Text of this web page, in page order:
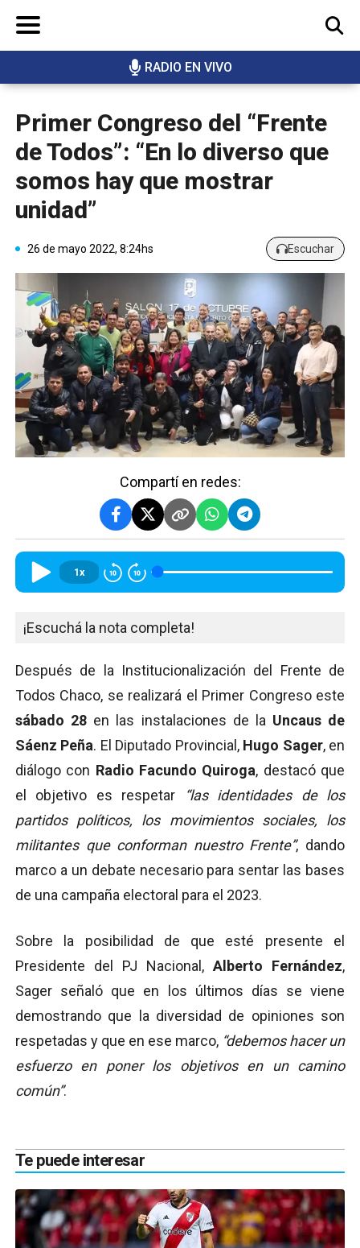
RADIO EN VIVO
BUSCAR
Primer Congreso del “Frente
de Todos”: “En lo diverso que
somos hay que mostrar
unidad”
26 de mayo 2022, 8:24hs Escuchar
Compartí en redes:
1x
¡Escuchá la nota completa!
Después de la Institucionalización del Frente de
Todos Chaco, se realizará el Primer Congreso este
sábado 28 en las instalaciones de la Uncaus de
Sáenz Peña. El Diputado Provincial, Hugo Sager, en
diálogo con Radio Facundo Quiroga, destacó que
el objetivo es respetar
“las identidades de los
partidos políticos, los movimientos sociales, los
militantes que conforman nuestro Frente”, dando
marco a un debate necesario para sentar las bases
de una campaña electoral para el 2023.
Sobre la posibilidad de que esté presente el
Presidente del PJ Nacional, Alberto Fernández,
Sager señaló que en los últimos días se viene
demostrando que la diversidad de opiniones son
respetadas y que en ese marco, “debemos hacer un
esfuerzo en poner los objetivos en un camino
común”.
Te puede interesar